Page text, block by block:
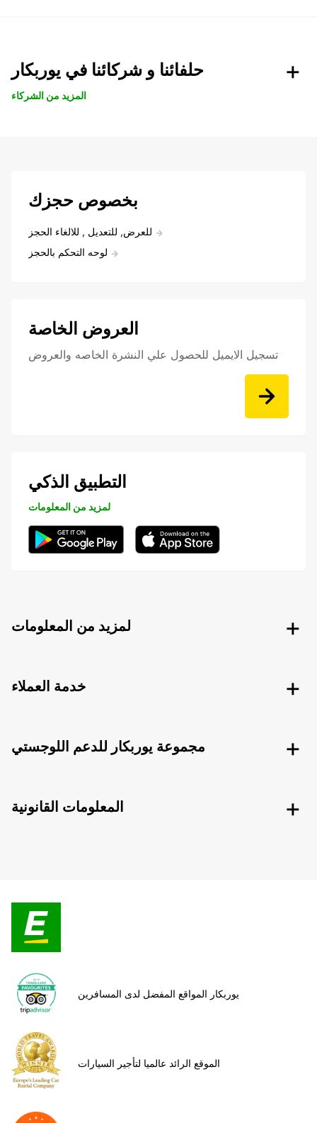
حلفائنا و شركائنا في يوربكار
المزيد من الشركاء
بخصوص حجزك
للعرض, للتعديل , للالغاء الحجز
لوحه التحكم بالحجز
العروض الخاصة
تسجيل الايميل للحصول علي النشرة الخاصه والعروض
التطبيق الذكي
لمزيد من المعلومات
لمزيد من المعلومات
خدمة العملاء
مجموعة يوربكار للدعم اللوجستي
المعلومات القانونية
يوربكار المواقع المفضل لدى المسافرين
الموقع الرائد عالميا لتأجير السيارات